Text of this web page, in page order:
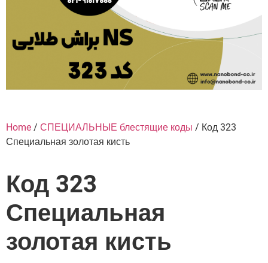
Home/СПЕЦИАЛЬНЫЕ блестящие коды/ Код 323
Специальная золотая кисть
Код 323
Специальная
золотая кисть